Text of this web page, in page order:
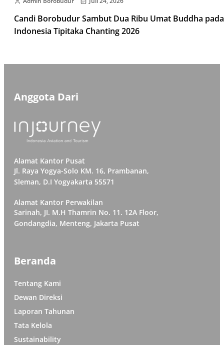
Candi Borobudur Sambut Dua Ribu Umat Buddha pada
Indonesia Tipitaka Chanting 2026
Anggota Dari
Alamat Kantor Pusat
Jl. Raya Yogya-Solo KM. 16, Prambanan,
Sleman, D.I Yogyakarta 55571
Alamat Kantor Perwakilan
Sarinah, JI. M.H Thamrin No. 11. 12A Floor,
Gondangdia, Menteng, Jakarta Pusat
Beranda
Tentang Kami
Dewan Direksi
Laporan Tahunan
Tata Kelola
Sustainability